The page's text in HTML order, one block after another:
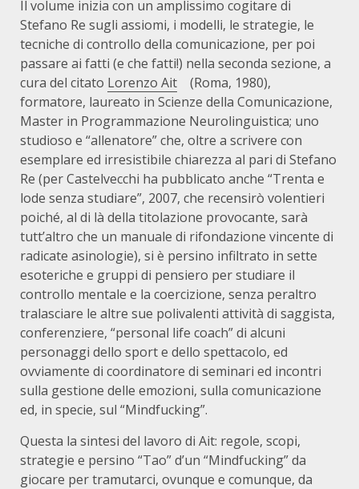
Il volume inizia con un amplissimo cogitare di
Stefano Re sugli assiomi, i modelli, le strategie, le
tecniche di controllo della comunicazione, per poi
passare ai fatti (e che fatti!) nella seconda sezione, a
cura del citato Lorenzo Ait (Roma, 1980),
formatore, laureato in Scienze della Comunicazione,
Master in Programmazione Neurolinguistica; uno
studioso e “allenatore” che, oltre a scrivere con
esemplare ed irresistibile chiarezza al pari di Stefano
Re (per Castelvecchi ha pubblicato anche “Trenta e
lode senza studiare”, 2007, che recensirò volentieri
poiché, al di là della titolazione provocante, sarà
tutt’altro che un manuale di rifondazione vincente di
radicate asinologie), si è persino infiltrato in sette
esoteriche e gruppi di pensiero per studiare il
controllo mentale e la coercizione, senza peraltro
tralasciare le altre sue polivalenti attività di saggista,
conferenziere, “personal life coach” di alcuni
personaggi dello sport e dello spettacolo, ed
ovviamente di coordinatore di seminari ed incontri
sulla gestione delle emozioni, sulla comunicazione
ed, in specie, sul “Mindfucking”.
Questa la sintesi del lavoro di Ait: regole, scopi,
strategie e persino “Tao” d’un “Mindfucking” da
giocare per tramutarci, ovunque e comunque, da